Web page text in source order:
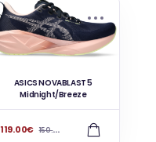
ASICS NOVABLAST 5
Midnight/Breeze
119.00€ 150.00